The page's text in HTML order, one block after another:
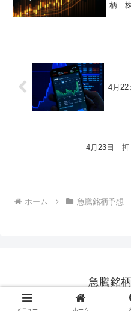
柄 株
4月
4月23日 押
ホーム 急騰銘柄予想
急騰銘
Copyright © 2020-2026 急騰
メニュー ホーム